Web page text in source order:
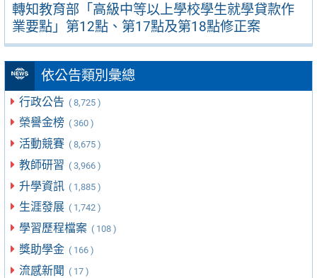
轉知教育部「高級中等以上學校學生就學貸款作
業要點」第12點、第17點及第18點修正案
依公告類別彙總
行政公告 ( 8,725 )
榮譽金榜 ( 360 )
活動競賽 ( 8,675 )
教師研習 ( 3,966 )
升學資訊 ( 1,885 )
生涯發展 ( 1,742 )
學習歷程檔案 ( 108 )
獎助學金 ( 166 )
流感新聞 ( 17 )